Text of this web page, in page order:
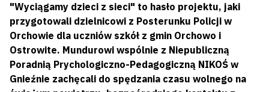
"Wyciągamy dzieci z sieci" to hasło projektu, jaki
przygotowali dzielnicowi z Posterunku Policji w
Orchowie dla uczniów szkół z gmin Orchowo i
Ostrowite. Mundurowi wspólnie z Niepubliczną
Poradnią Prychologiczno-Pedagogiczną NIKOŚ w
Gnieźnie zachęcali do spędzania czasu wolnego na